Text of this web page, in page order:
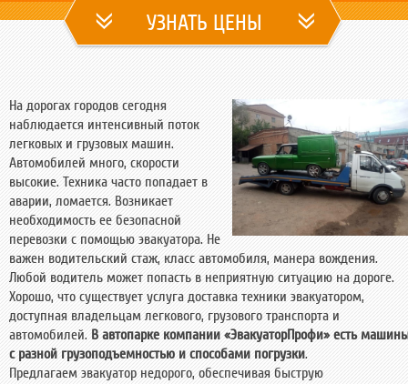
УЗНАТЬ ЦЕНЫ
На дорогах городов сегодня
наблюдается интенсивный поток
легковых и грузовых машин.
Автомобилей много, скорости
высокие. Техника часто попадает в
аварии, ломается. Возникает
необходимость ее безопасной
перевозки с помощью эвакуатора. Не
важен водительский стаж, класс автомобиля, манера вождения.
Любой водитель может попасть в неприятную ситуацию на дороге.
Хорошо, что существует услуга доставка техники эвакуатором,
доступная владельцам легкового, грузового транспорта и
автомобилей. В автопарке компании «ЭвакуаторПрофи» есть
с разной грузоподъемностью и способами погрузки.
Предлагаем эвакуатор недорого, обеспечивая быструю